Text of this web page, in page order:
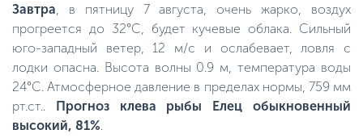
Завтра, в пятницу 7 августа, очень жарко, воздух
прогреется до 32°C, будет кучевые облака. Сильный
юго-западный ветер, 12 м/с и ослабевает, ловля с
лодки опасна. Высота волны 0.9 м, температура воды
24°C. Атмосферное давление в пределах нормы, 759 мм
рт.ст.. Прогноз клева рыбы Елец обыкновенный
высокий, 81%.